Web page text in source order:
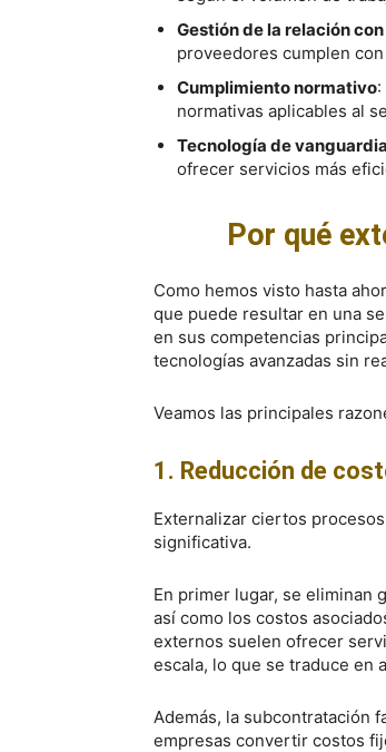
Gestión de la relación
proveedores cumplen
Cumplimiento normativo
normativas aplicables al
Tecnología de vanguardia
ofrecer servicios más
Por qué
Como hemos visto hasta
que puede resultar en una
en sus competencias
tecnologías avanzadas sin
Veamos las principales
1. Reducción de
Externalizar ciertos
significativa.
En primer lugar, se eliminan
así como los costos
externos suelen ofrecer
escala, lo que se traduce en
Además, la subcontratación
empresas convertir costos